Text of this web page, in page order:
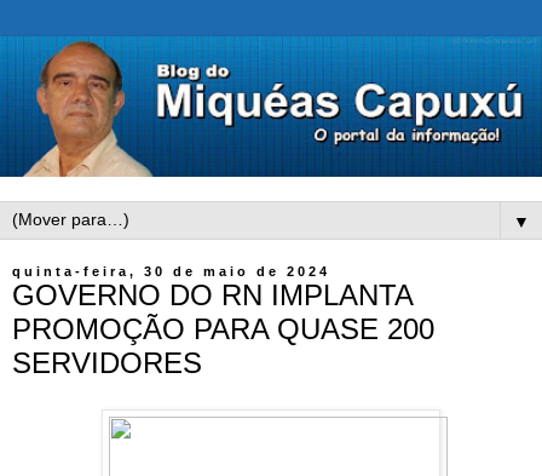
▼
quinta-feira, 30 de maio de 2024
GOVERNO DO RN IMPLANTA
PROMOÇÃO PARA QUASE 200
SERVIDORES